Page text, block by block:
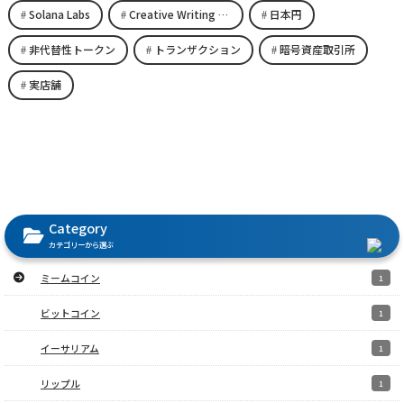
Solana Labs Creative Writing Space 日本円
非代替性トークン トランザクション 暗号資産取引所
実店舗
Category
カテゴリーから選ぶ
ミームコイン 1
ビットコイン 1
イーサリアム 1
リップル 1